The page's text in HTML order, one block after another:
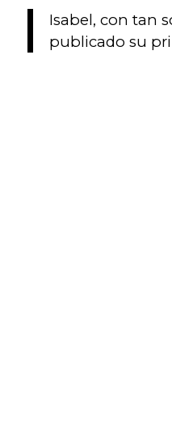
Isabel, con tan
publicado su